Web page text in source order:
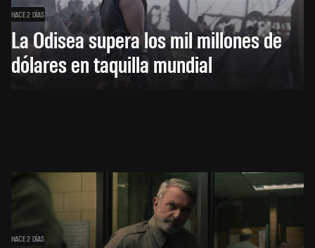
HACE 2 DÍAS
La Odisea supera los mil millones de
dólares en taquilla mundial
HACE 2 DÍAS